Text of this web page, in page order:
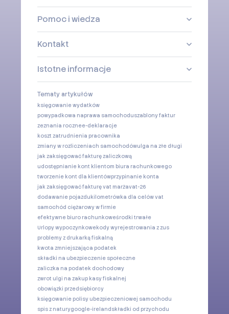
Pomoc i wiedza
Kontakt
Istotne informacje
Tematy artykułów
księgowanie wydatków
powypadkowa naprawa samochoduszablony faktur
zeznania rocznee-deklaracje
koszt zatrudnienia pracownika
zmiany w rozliczeniach samochodówulga na złe długi
jak zaksięgować fakturę zaliczkową
udostępnianie kont klientom biura rachunkowego
tworzenie kont dla klientówprzypinanie konta
jak zaksięgować fakturę vat marżavat-26
dodawanie pojazdukilometrówka dla celów vat
samochód ciężarowy w firmie
efektywne biuro rachunkoweśrodki trwałe
Urlopy wypoczynkowekody wyrejestrowania z zus
problemy z drukarką fiskalną
kwota zmniejszająca podatek
składki na ubezpieczenie społeczne
zaliczka na podatek dochodowy
zwrot ulgi na zakup kasy fiskalnej
obowiązki przedsiębiorcy
księgowanie polisy ubezpieczeniowej samochodu
spis z naturygoogle-irelandskładki od przychodu